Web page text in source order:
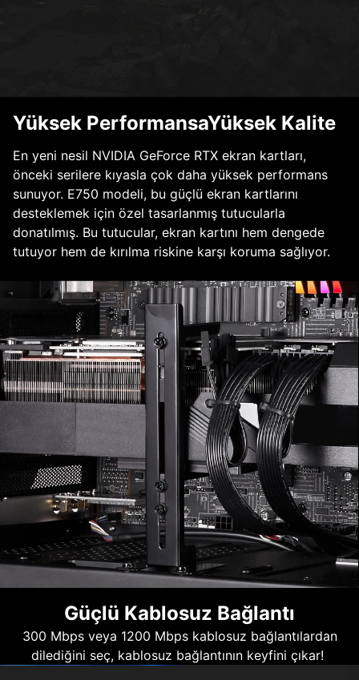
Yüksek PerformansaYüksek Kalite
En yeni nesil NVIDIA GeForce RTX ekran kartları,
önceki serilere kıyasla çok daha yüksek performans
sunuyor. E750 modeli, bu güçlü ekran kartlarını
desteklemek için özel tasarlanmış tutucularla
donatılmış. Bu tutucular, ekran kartını hem dengede
tutuyor hem de kırılma riskine karşı koruma sağlıyor.
Güçlü Kablosuz Bağlantı
300 Mbps veya 1200 Mbps kablosuz bağlantılardan
dilediğini seç, kablosuz bağlantının keyfini çıkar!